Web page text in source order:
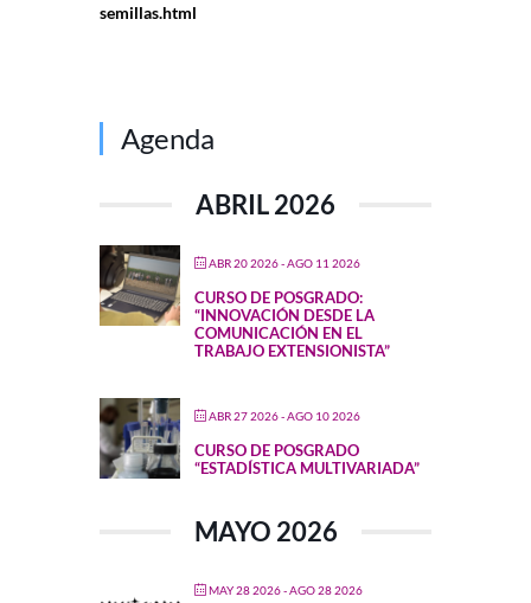
semillas.html
Agenda
ABRIL 2026
ABR 20 2026- AGO 11 2026
CURSO DE POSGRADO:
“INNOVACIÓN DESDE LA
COMUNICACIÓN EN EL
TRABAJO EXTENSIONISTA”
ABR 27 2026- AGO 10 2026
CURSO DE POSGRADO
“ESTADÍSTICA MULTIVARIADA”
MAYO 2026
MAY 28 2026- AGO 28 2026